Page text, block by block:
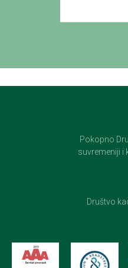
Pokopno
suvremeniji i
Društvo